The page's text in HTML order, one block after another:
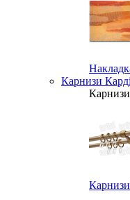
Карнизи Карді